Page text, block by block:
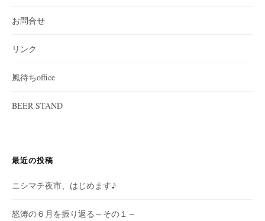
お問合せ
リンク
風待ちoffice
BEER STAND
最近の投稿
ニシマチ夜市、はじめます♪
怒涛の６月を振り返る～その１～